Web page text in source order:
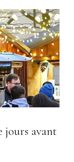
jours avant